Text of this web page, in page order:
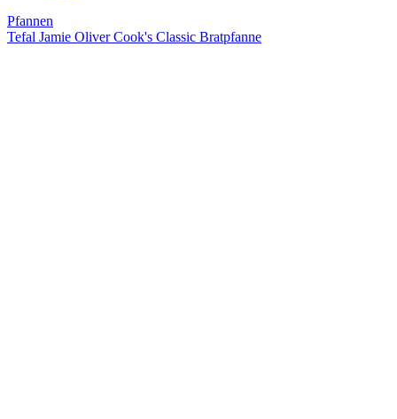
Pfannen
Tefal Jamie Oliver Cook's Classic Bratpfanne